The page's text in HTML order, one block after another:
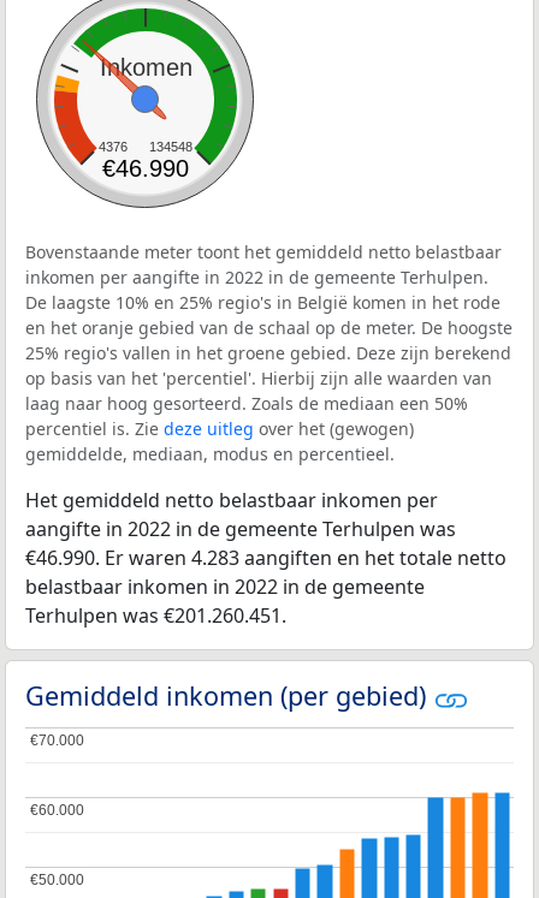
Inkomen
4376 134548
€46.990
Bovenstaande meter toont het gemiddeld netto belastbaar
inkomen per aangifte in 2022 in de gemeente Terhulpen.
De laagste 10% en 25% regio's in België komen in het rode
en het oranje gebied van de schaal op de meter. De hoogste
25% regio's vallen in het groene gebied. Deze zijn berekend
op basis van het 'percentiel'. Hierbij zijn alle waarden van
laag naar hoog gesorteerd. Zoals de mediaan een 50%
percentiel is. Zie deze uitleg over het (gewogen)
gemiddelde, mediaan, modus en percentieel.
Het gemiddeld netto belastbaar inkomen per
aangifte in 2022 in de gemeente Terhulpen was
€46.990. Er waren 4.283 aangiften en het totale netto
belastbaar inkomen in 2022 in de gemeente
Terhulpen was €201.260.451.
Gemiddeld inkomen (per gebied)
€50.000
€50.000
€60.000
€60.000
€70.000
€70.000